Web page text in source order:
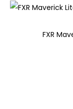
FXR